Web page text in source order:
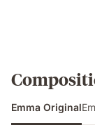
Emma Original